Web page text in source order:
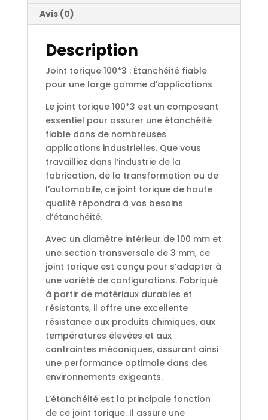
Avis (0)
Description
Joint torique 100*3 : Étanchéité fiable
pour une large gamme d’applications
Le joint torique 100*3 est un composant
essentiel pour assurer une étanchéité
fiable dans de nombreuses
applications industrielles. Que vous
travailliez dans l’industrie de la
fabrication, de la transformation ou de
l’automobile, ce joint torique de haute
qualité répondra à vos besoins
d’étanchéité.
Avec un diamètre intérieur de 100 mm et
une section transversale de 3 mm, ce
joint torique est conçu pour s’adapter à
une variété de configurations. Fabriqué
à partir de matériaux durables et
résistants, il offre une excellente
résistance aux produits chimiques, aux
températures élevées et aux
contraintes mécaniques, assurant ainsi
une performance optimale dans des
environnements exigeants.
L’étanchéité est la principale fonction
de ce joint torique. Il assure une